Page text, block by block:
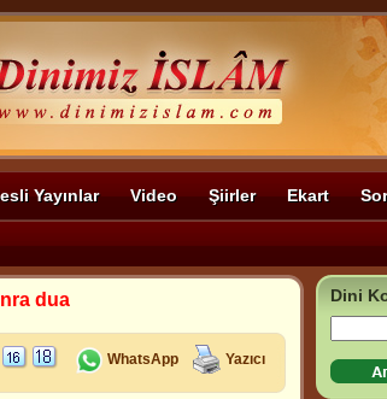
Yayınlar Video Şiirler Ekart
dua
WhatsApp Yazıcı
Dini